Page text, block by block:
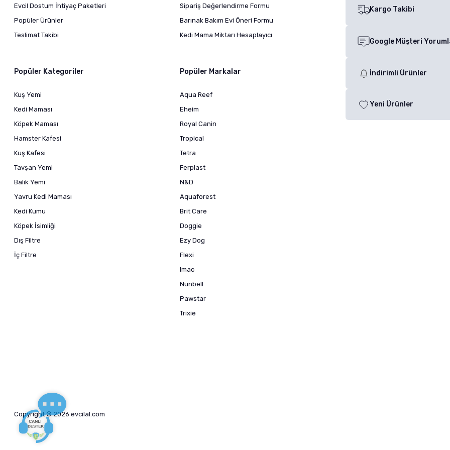
Evcil Dostum İhtiyaç Paketleri
Popüler Ürünler
Teslimat Takibi
Sipariş Değerlendirme Formu
Barınak Bakım Evi Öneri Formu
Kedi Mama Miktarı Hesaplayıcı
Popüler Kategoriler
Kuş Yemi
Kedi Maması
Köpek Maması
Hamster Kafesi
Kuş Kafesi
Tavşan Yemi
Balık Yemi
Yavru Kedi Maması
Kedi Kumu
Köpek İsimliği
Dış Filtre
İç Filtre
Popüler Markalar
Aqua Reef
Eheim
Royal Canin
Tropical
Tetra
Ferplast
N&D
Aquaforest
Brit Care
Doggie
Ezy Dog
Flexi
Imac
Nunbell
Pawstar
Trixie
Kargo Takibi
Google Müşteri
İndirimli Ürünler
Yeni Ürünler
Copyright © 2026 evcilal.com